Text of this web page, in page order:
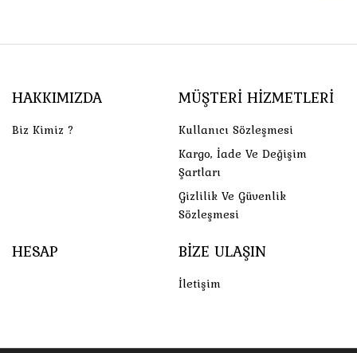
HAKKIMIZDA
Biz Kimiz ?
MÜŞTERI HIZMETLERI
Kullanıcı Sözleşmesi
Kargo, İade Ve Değişim
Şartları
Gizlilik Ve Güvenlik
Sözleşmesi
HESAP BIZE ULAŞIN
İletişim